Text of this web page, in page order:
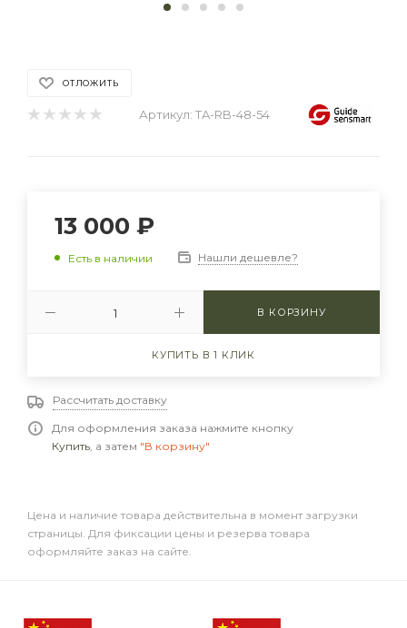
ОТЛОЖИТЬ
Артикул: TA-RB-48-54
13 000 ₽
Есть в наличии Нашли дешевле?
В КОРЗИНУ
КУПИТЬ В 1 КЛИК
Рассчитать доставку
Для оформления заказа нажмите кнопку
Купить, а затем "В корзину"
Цена и наличие товара действительна в момент загрузки
страницы. Для фиксации цены и резерва товара
оформляйте заказ на сайте.